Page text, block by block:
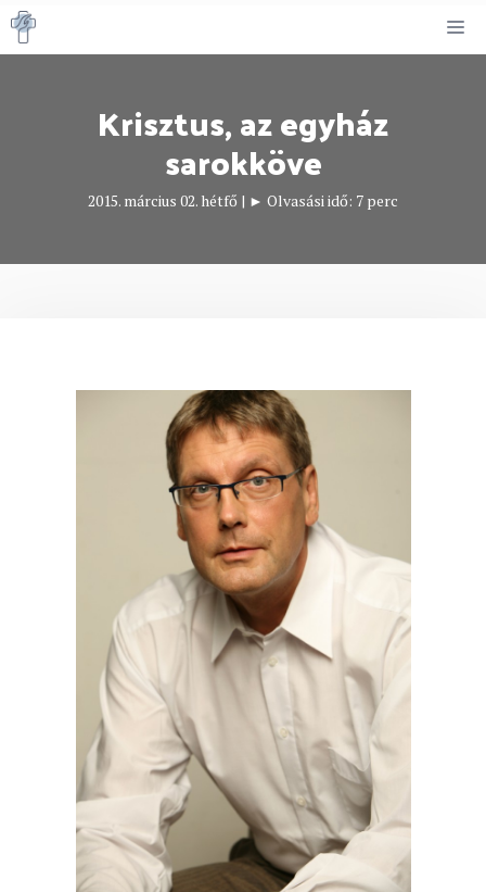
Kilépés
a
Krisztus, az egyház
sarokköve
2015. március 02. hétfő | ► Olvasási idő: 7 perc